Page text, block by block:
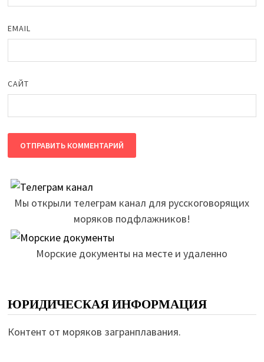
EMAIL
САЙТ
Мы открыли телеграм канал для русскоговорящих
моряков подфлажников!
Морские документы на месте и удаленно
ЮРИДИЧЕСКАЯ ИНФОРМАЦИЯ
Контент от моряков загранплавания.